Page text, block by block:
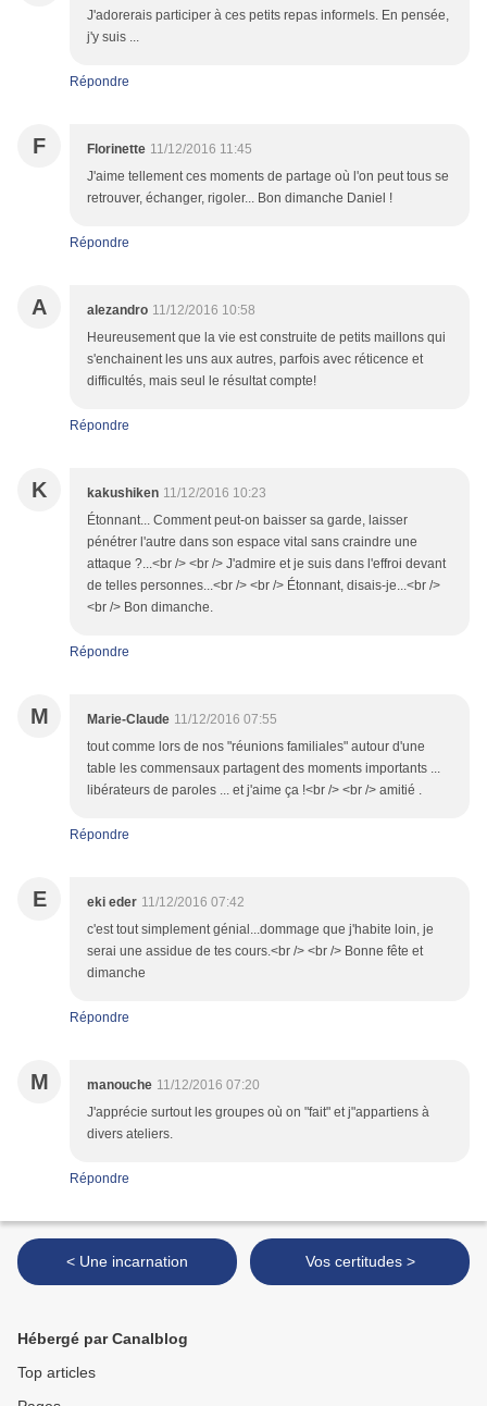
J'adorerais participer à ces petits repas informels. En pensée,
j'y suis ...
Répondre
F Florinette 11/12/2016 11:45
J'aime tellement ces moments de partage où l'on peut tous se
retrouver, échanger, rigoler... Bon dimanche Daniel !
Répondre
A alezandro 11/12/2016 10:58
Heureusement que la vie est construite de petits maillons qui
s'enchainent les uns aux autres, parfois avec réticence et
difficultés, mais seul le résultat compte!
Répondre
K kakushiken 11/12/2016 10:23
Étonnant... Comment peut-on baisser sa garde, laisser
pénétrer l'autre dans son espace vital sans craindre une
attaque ?...<br /> <br /> J'admire et je suis dans l'effroi devant
de telles personnes...<br /> <br /> Étonnant, disais-je...<br />
<br /> Bon dimanche.
Répondre
M Marie-Claude 11/12/2016 07:55
tout comme lors de nos "réunions familiales" autour d'une
table les commensaux partagent des moments importants ...
libérateurs de paroles ... et j'aime ça !<br /> <br /> amitié .
Répondre
E eki eder 11/12/2016 07:42
c'est tout simplement génial...dommage que j'habite loin, je
serai une assidue de tes cours.<br /> <br /> Bonne fête et
dimanche
Répondre
M manouche 11/12/2016 07:20
J'apprécie surtout les groupes où on "fait" et j"appartiens à
divers ateliers.
Répondre
< Une incarnation Vos certitudes >
Hébergé par Canalblog
Top articles